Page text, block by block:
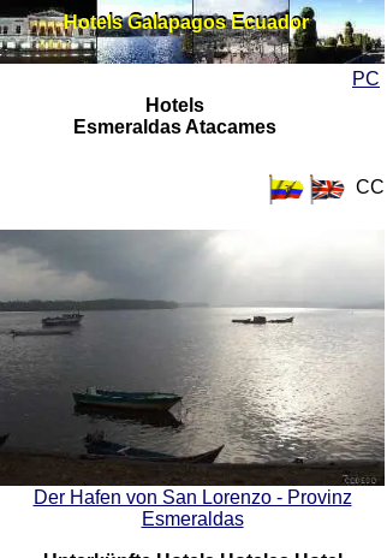
Hotels Galapagos Ecuador
Hotels Galapagos Ecuador
Hotels
Esmeraldas Atacames
Der Hafen von San Lorenzo - Provinz
Esmeraldas
CC
PC